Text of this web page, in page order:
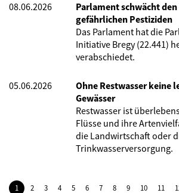
08.06.2026
Parlament schwächt
gefährlichen Pestiziden
Das Parlament hat die
Initiative Bregy (22.441)
verabschiedet.
05.06.2026
Ohne Restwasser keine
Gewässer
Restwasser ist
Flüsse und ihre
die Landwirtschaft oder
Trinkwasserversorgung.
1 2 3 4 5 6 7 8 9 10 11